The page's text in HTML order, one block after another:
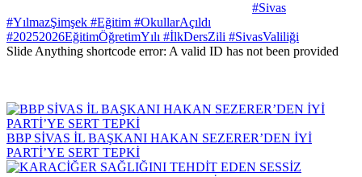
#Sivas
#YılmazŞimşek #Eğitim #OkullarAçıldı
#20252026EğitimÖğretimYılı #İlkDersZili #SivasValiliği
Slide Anything shortcode error: A valid ID has not been provided
BBP SİVAS İL BAŞKANI HAKAN SEZERER’DEN İYİ
PARTİ’YE SERT TEPKİ